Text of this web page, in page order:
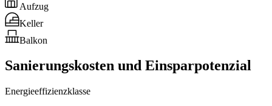
Aufzug
Keller
Balkon
Sanierungskosten und Einsparpotenzial
Energieeffizienzklasse